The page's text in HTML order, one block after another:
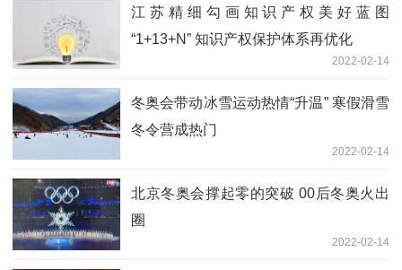
江苏精细勾画知识产权美好蓝图
“1+13+N” 知识产权保护体系再优化
2022-02-14
冬奥会带动冰雪运动热情“升温” 寒假滑雪
冬令营成热门
2022-02-14
北京冬奥会撑起零的突破 00后冬奥火出
圈
2022-02-14